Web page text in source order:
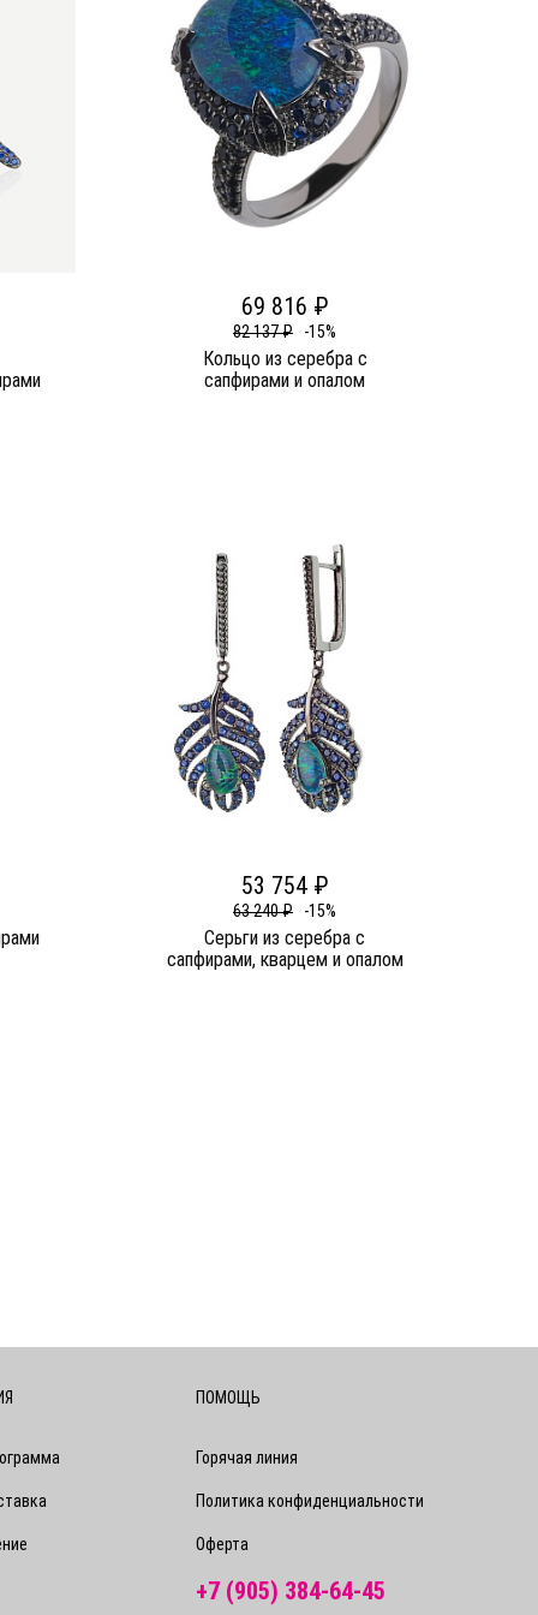
69 816 ₽
82 137 ₽ -15%
Кольцо из серебра c
сапфирами и опалом
53 754 ₽
63 240 ₽ -15%
Серьги из серебра c
сапфирами, кварцем и опалом
ПОМОЩЬ
Горячая линия
Политика конфиденциальности
Оферта
+7 (905) 384-64-45